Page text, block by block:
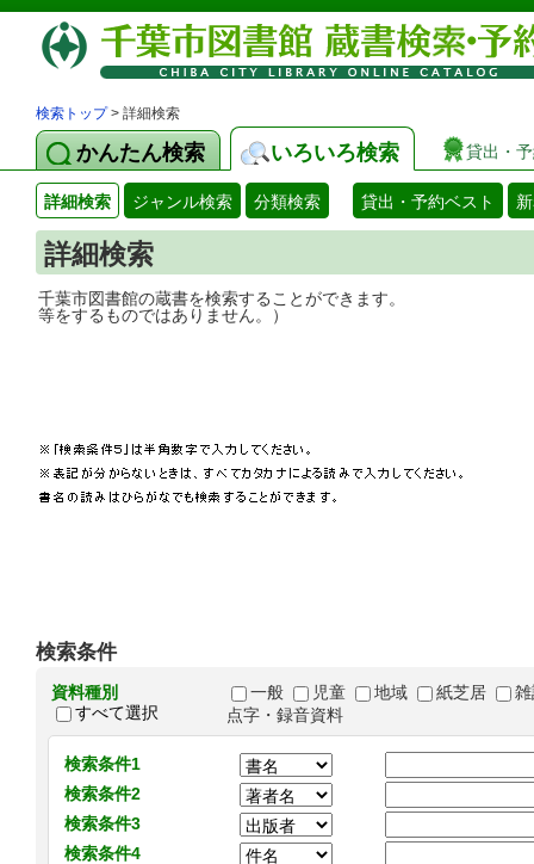
検索トップ> 詳細検索
かんたん検索 いろいろ検索 貸出・
詳細検索 ジャンル検索 分類検索 貸出・予約ベスト
詳細検索
千葉市図書館の蔵書を検索することがで
等をするものではありません。）
検索条件
資料種別
すべて選択
一般 児童 地域 紙芝居
点字・録音資料
検索条件1
検索条件2
検索条件3
検索条件4